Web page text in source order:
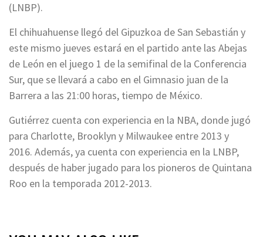
(LNBP).
El chihuahuense llegó del Gipuzkoa de San Sebastián y
este mismo jueves estará en el partido ante las Abejas
de León en el juego 1 de la semifinal de la Conferencia
Sur, que se llevará a cabo en el Gimnasio juan de la
Barrera a las 21:00 horas, tiempo de México.
Gutiérrez cuenta con experiencia en la NBA, donde jugó
para Charlotte, Brooklyn y Milwaukee entre 2013 y
2016. Además, ya cuenta con experiencia en la LNBP,
después de haber jugado para los pioneros de Quintana
Roo en la temporada 2012-2013.